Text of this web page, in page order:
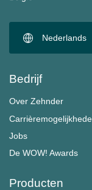
Nederlands
Bedrijf
Over Zehnder
Jobs
De WOW! Awards
Producten